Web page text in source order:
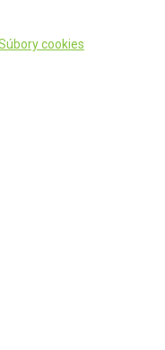
cookies